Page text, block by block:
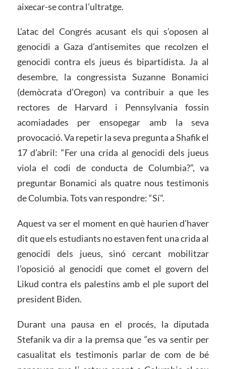
aixecar-se contra l’ultratge.
L’atac del Congrés acusant els qui s’oposen al
genocidi a Gaza d’antisemites que recolzen el
genocidi contra els jueus és bipartidista. Ja al
desembre, la congressista Suzanne Bonamici
(demòcrata d’Oregon) va contribuir a que les
rectores de Harvard i Pennsylvania fossin
acomiadades per ensopegar amb la seva
provocació. Va repetir la seva pregunta a Shafik el
17 d’abril: “Fer una crida al genocidi dels jueus
viola el codi de conducta de Columbia?”, va
preguntar Bonamici als quatre nous testimonis
de Columbia. Tots van respondre: “Sí”.
Aquest va ser el moment en què haurien d’haver
dit que els estudiants no estaven fent una crida al
genocidi dels jueus, sinó cercant mobilitzar
l’oposició al genocidi que comet el govern del
Likud contra els palestins amb el ple suport del
president Biden.
Durant una pausa en el procés, la diputada
Stefanik va dir a la premsa que “es va sentir per
casualitat els testimonis parlar de com de bé